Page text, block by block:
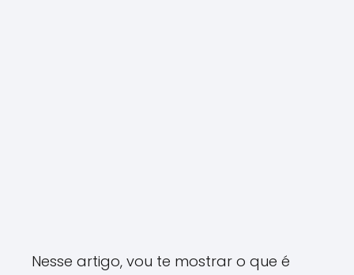
Nesse artigo, vou te mostrar o que é